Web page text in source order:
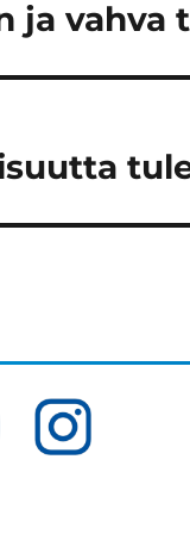
ja vahva